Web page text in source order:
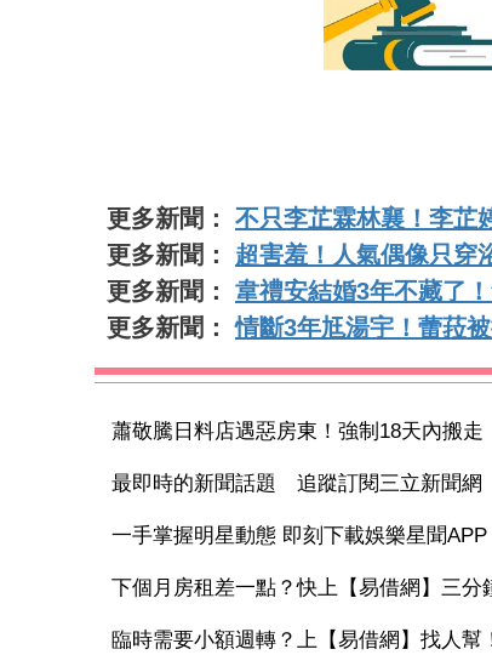
更多新聞： 不只李芷霖林襄！李
更多新聞： 超害羞！人氣偶像只
更多新聞： 韋禮安結婚3年不藏了
更多新聞：情斷3年尪湯宇！蕾菈
蕭敬騰日料店遇惡房東！強制18天內搬走
最即時的新聞話題 追蹤訂閱三立新聞網
一手掌握明星動態 即刻下載娛樂星聞APP
下個月房租差一點？快上【易借網】三分
臨時需要小額週轉？上【易借網】找人幫